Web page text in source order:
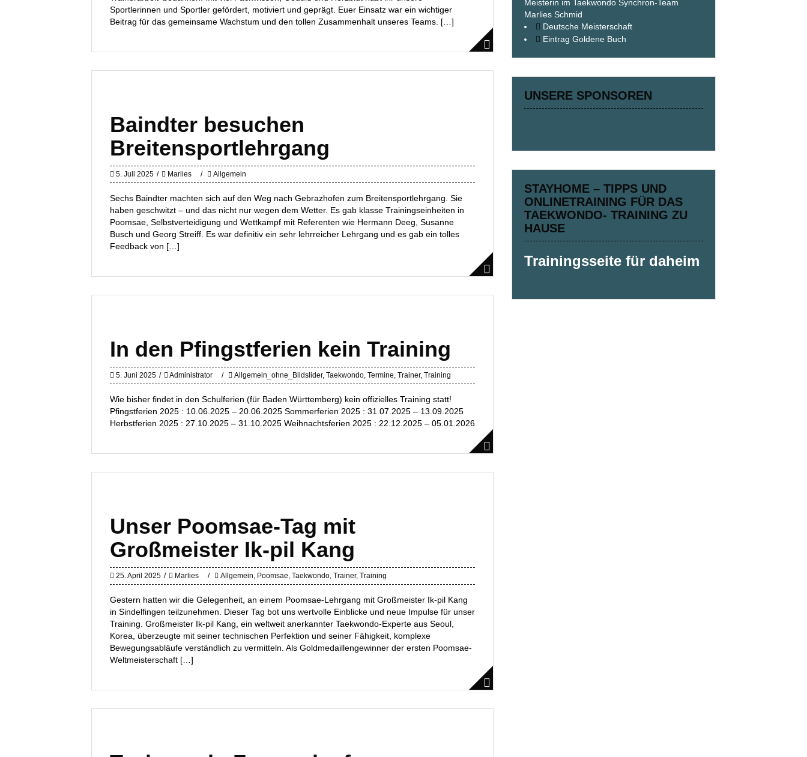
Sportlerinnen und Sportler gefördert, motiviert und geprägt. Euer Einsatz war ein wichtiger
Beitrag für das gemeinsame Wachstum und den tollen Zusammenhalt unseres Teams. […]
Baindter besuchen
Breitensportlehrgang
5. Juli 2025 Marlies Allgemein
Sechs Baindter machten sich auf den Weg nach Gebrazhofen zum Breitensportlehrgang. Sie
haben geschwitzt – und das nicht nur wegen dem Wetter. Es gab klasse Trainingseinheiten in
Poomsae, Selbstverteidigung und Wettkampf mit Referenten wie Hermann Deeg, Susanne
Busch und Georg Streiff. Es war definitiv ein sehr lehrreicher Lehrgang und es gab ein tolles
Feedback von […]
In den Pfingstferien kein Training
5. Juni 2025 Administrator Allgemein_ohne_Bildslider, Taekwondo, Termine, Trainer, Training
Wie bisher findet in den Schulferien (für Baden Württemberg) kein offizielles Training statt!
Pfingstferien 2025 : 10.06.2025 – 20.06.2025 Sommerferien 2025 : 31.07.2025 – 13.09.2025
Herbstferien 2025 : 27.10.2025 – 31.10.2025 Weihnachtsferien 2025 : 22.12.2025 – 05.01.2026
Unser Poomsae-Tag mit
Großmeister Ik-pil Kang
25. April 2025 Marlies Allgemein, Poomsae, Taekwondo, Trainer, Training
Gestern hatten wir die Gelegenheit, an einem Poomsae-Lehrgang mit Großmeister Ik-pil Kang
in Sindelfingen teilzunehmen. Dieser Tag bot uns wertvolle Einblicke und neue Impulse für unser
Training. Großmeister Ik-pil Kang, ein weltweit anerkannter Taekwondo-Experte aus Seoul,
Korea, überzeugte mit seiner technischen Perfektion und seiner Fähigkeit, komplexe
Bewegungsabläufe verständlich zu vermitteln. Als Goldmedaillengewinner der ersten Poomsae-
Weltmeisterschaft […]
Meisterin im Taekwondo Synchron-Team
Marlies Schmid
Deutsche Meisterschaft
Eintrag Goldene Buch
UNSERE SPONSOREN
STAYHOME – TIPPS UND
ONLINETRAINING FÜR DAS
TAEKWONDO- TRAINING ZU
HAUSE
Trainingsseite für daheim